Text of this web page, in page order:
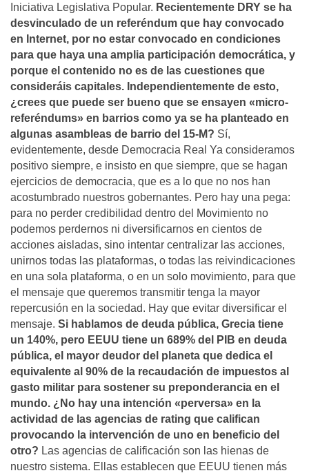
Iniciativa Legislativa Popular. Recientemente DRY se ha
desvinculado de un referéndum que hay convocado
en Internet, por no estar convocado en condiciones
para que haya una amplia participación democrática, y
porque el contenido no es de las cuestiones que
consideráis capitales. Independientemente de esto,
¿crees que puede ser bueno que se ensayen «micro-
referéndums» en barrios como ya se ha planteado en
algunas asambleas de barrio del 15-M? Sí­,
evidentemente, desde Democracia Real Ya consideramos
positivo siempre, e insisto en que siempre, que se hagan
ejercicios de democracia, que es a lo que no nos han
acostumbrado nuestros gobernantes. Pero hay una pega:
para no perder credibilidad dentro del Movimiento no
podemos perdernos ni diversificarnos en cientos de
acciones aisladas, sino intentar centralizar las acciones,
unirnos todas las plataformas, o todas las reivindicaciones
en una sola plataforma, o en un solo movimiento, para que
el mensaje que queremos transmitir tenga la mayor
repercusión en la sociedad. Hay que evitar diversificar el
mensaje. Si hablamos de deuda pública, Grecia tiene
un 140%, pero EEUU tiene un 689% del PIB en deuda
pública, el mayor deudor del planeta que dedica el
equivalente al 90% de la recaudación de impuestos al
gasto militar para sostener su preponderancia en el
mundo. ¿No hay una intención «perversa» en la
actividad de las agencias de rating que califican
provocando la intervención de uno en beneficio del
otro? Las agencias de calificación son las hienas de
nuestro sistema. Ellas establecen que EEUU tienen más